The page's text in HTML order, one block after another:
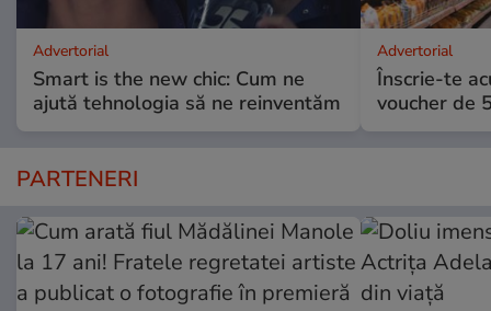
Advertorial
Smart is the new chic: Cum ne
ajută tehnologia să ne reinventăm
Advertorial
Înscrie-te
voucher de
PARTENERI